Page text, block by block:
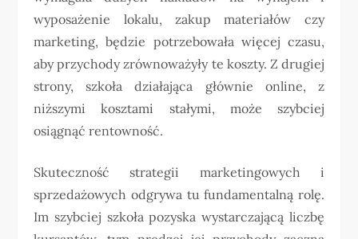
wyposażenie lokalu, zakup materiałów czy
marketing, będzie potrzebowała więcej czasu,
aby przychody zrównoważyły te koszty. Z drugiej
strony, szkoła działająca głównie online, z
niższymi kosztami stałymi, może szybciej
osiągnąć rentowność.
Skuteczność strategii marketingowych i
sprzedażowych odgrywa tu fundamentalną rolę.
Im szybciej szkoła pozyska wystarczającą liczbę